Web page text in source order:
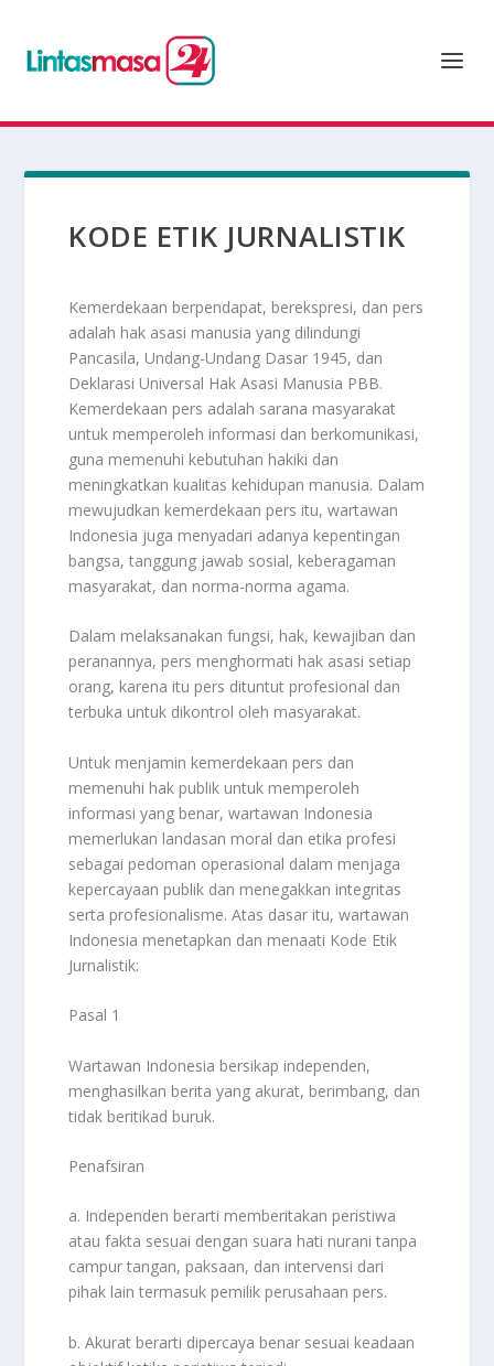
KODE ETIK JURNALISTIK
Kemerdekaan berpendapat, berekspresi, dan pers
adalah hak asasi manusia yang dilindungi
Pancasila, Undang-Undang Dasar 1945, dan
Deklarasi Universal Hak Asasi Manusia PBB.
Kemerdekaan pers adalah sarana masyarakat
untuk memperoleh informasi dan berkomunikasi,
guna memenuhi kebutuhan hakiki dan
meningkatkan kualitas kehidupan manusia. Dalam
mewujudkan kemerdekaan pers itu, wartawan
Indonesia juga menyadari adanya kepentingan
bangsa, tanggung jawab sosial, keberagaman
masyarakat, dan norma-norma agama.
Dalam melaksanakan fungsi, hak, kewajiban dan
peranannya, pers menghormati hak asasi setiap
orang, karena itu pers dituntut profesional dan
terbuka untuk dikontrol oleh masyarakat.
Untuk menjamin kemerdekaan pers dan
memenuhi hak publik untuk memperoleh
informasi yang benar, wartawan Indonesia
memerlukan landasan moral dan etika profesi
sebagai pedoman operasional dalam menjaga
kepercayaan publik dan menegakkan integritas
serta profesionalisme. Atas dasar itu, wartawan
Indonesia menetapkan dan menaati Kode Etik
Jurnalistik:
Pasal 1
Wartawan Indonesia bersikap independen,
menghasilkan berita yang akurat, berimbang, dan
tidak beritikad buruk.
Penafsiran
a. Independen berarti memberitakan peristiwa
atau fakta sesuai dengan suara hati nurani tanpa
campur tangan, paksaan, dan intervensi dari
pihak lain termasuk pemilik perusahaan pers.
b. Akurat berarti dipercaya benar sesuai keadaan